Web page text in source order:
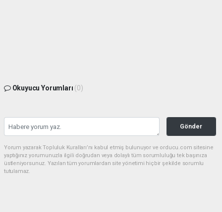
Okuyucu Yorumları (0)
Gönder
Yorum yazarak Topluluk Kuralları’nı kabul etmiş bulunuyor ve orducu.com sitesine
yaptığınız yorumunuzla ilgili doğrudan veya dolaylı tüm sorumluluğu tek başınıza
üstleniyorsunuz. Yazılan tüm yorumlardan site yönetimi hiçbir şekilde sorumlu
tutulamaz.